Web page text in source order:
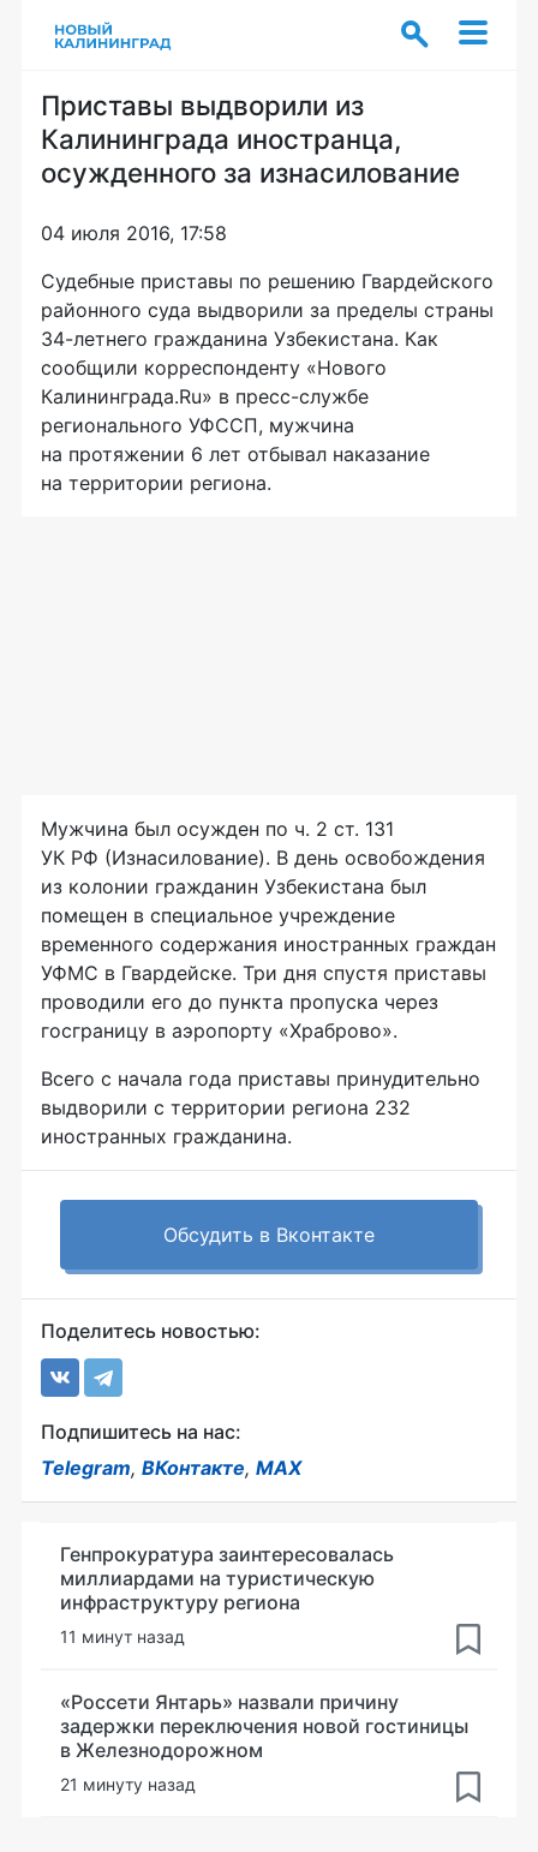
Приставы выдворили из
Калининграда иностранца,
осужденного за изнасилование
04 июля 2016, 17:58
Судебные приставы по решению Гвардейского
районного суда выдворили за пределы страны
34-летнего гражданина Узбекистана. Как
сообщили корреспонденту «Нового
Калининграда.Ru» в пресс-службе
регионального УФССП, мужчина
на протяжении 6 лет отбывал наказание
на территории региона.
Мужчина был осужден по ч. 2 ст. 131
УК РФ (Изнасилование). В день освобождения
из колонии гражданин Узбекистана был
помещен в специальное учреждение
временного содержания иностранных граждан
УФМС в Гвардейске. Три дня спустя приставы
проводили его до пункта пропуска через
госграницу в аэропорту «Храброво».
Всего с начала года приставы принудительно
выдворили с территории региона 232
иностранных гражданина.
Обсудить в Вконтакте
Поделитесь новостью:
Подпишитесь на нас:
Telegram, ВКонтакте, MAX
Генпрокуратура заинтересовалась
миллиардами на туристическую
инфраструктуру региона
11 минут назад
«Россети Янтарь» назвали причину
задержки переключения новой гостиницы
в Железнодорожном
21 минуту назад